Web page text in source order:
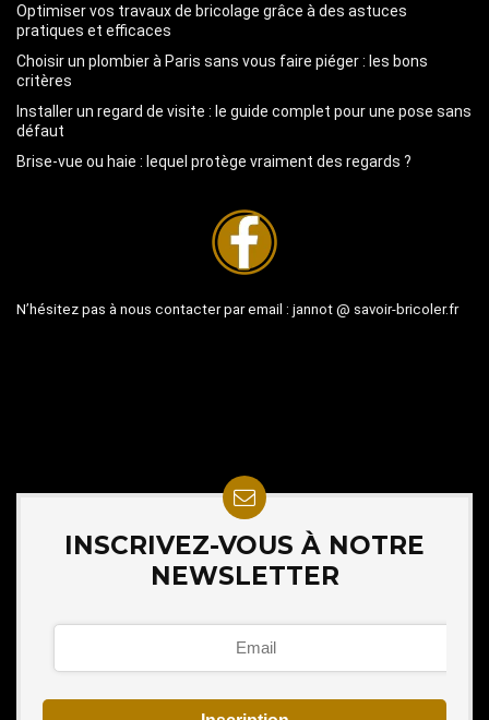
Optimiser vos travaux de bricolage grâce à des astuces
pratiques et efficaces
Choisir un plombier à Paris sans vous faire piéger : les bons
critères
Installer un regard de visite : le guide complet pour une pose sans
défaut
Brise-vue ou haie : lequel protège vraiment des regards ?
N’hésitez pas à nous contacter par email : jannot @ savoir-bricoler.fr
INSCRIVEZ-VOUS À NOTRE
NEWSLETTER